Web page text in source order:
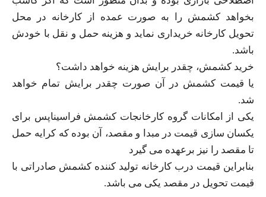
بخواهد کشمش را به صورت عمده از کارخانه در محل
تحویل کارخانه خریداری نماید و هزینه حمل و نقل با خودش
باشد.
خرید کشمش، چقدر برایش هزینه خواهد داشت؟
یا قیمت کشمش در آن صورت چقدر برایش تمام خواهد
شد.
یکی از امکانات گروه کارخانجات کشمش فراسیناپس برای
یکسان سازی قیمت در مبدا و مقصد، آن بوده که کرایه حمل
تا مقصد را نیز برعهده می گیرد
بنابراین قیمت درب کارخانه تولید کننده کشمش صادراتی با
قیمت تحویل در مقصد یکی می باشد.